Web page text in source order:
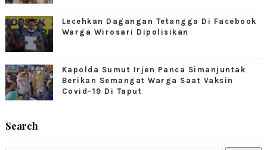
Lecehkan Dagangan Tetangga Di Facebook
Warga Wirosari Dipolisikan
Kapolda Sumut Irjen Panca Simanjuntak
Berikan Semangat Warga Saat Vaksin
Covid-19 Di Taput
Search